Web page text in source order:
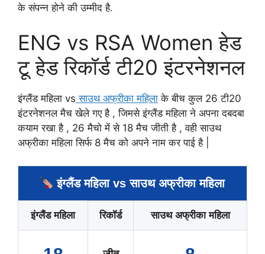
के संपन्न होने की उम्मीद है.
ENG vs RSA Women हेड
टू हेड रिकॉर्ड टी20 इंटरनेशनल
इंग्लैंड महिला vs साउथ अफ्रीका महिला के बीच कुल 26 टी20
इंटरनेशनल मैच खेले गए है , जिमसे इंग्लैंड महिला ने अपना दबदबा
कयाम रखा है , 26 मैचो में से 18 मैच जीती है , वही साउथ
अफ्रीका महिला सिर्फ 8 मैच को अपने नाम कर पाई है |
इंग्लैंड महिला vs साउथ अफ्रीका महिला
इंग्लैंड महिला रिकॉर्ड साउथ अफ्रीका महिला